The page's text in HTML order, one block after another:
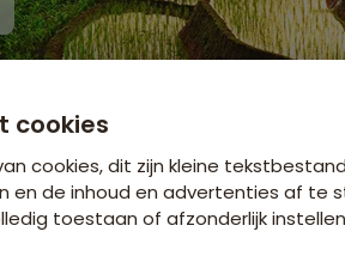
cookies
cookies, dit zijn kleine
en de inhoud en advertenties af te
toestaan of afzonderlijk